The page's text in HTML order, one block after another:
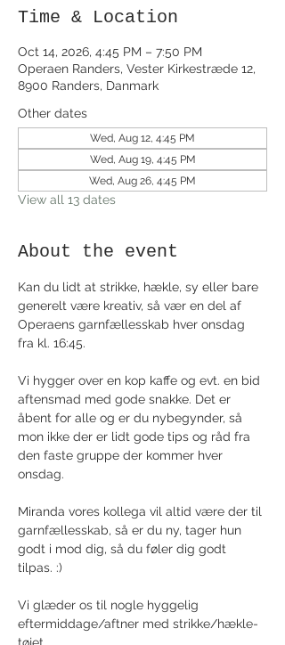
Time & Location
Oct 14, 2026, 4:45 PM – 7:50 PM
Operaen Randers, Vester Kirkestræde 12,
8900 Randers, Danmark
Other dates
Wed, Aug 12, 4:45 PM
Wed, Aug 19, 4:45 PM
Wed, Aug 26, 4:45 PM
View all 13 dates
About the event
Kan du lidt at strikke, hækle, sy eller bare
generelt være kreativ, så vær en del af
Operaens garnfællesskab hver onsdag
fra kl. 16:45.
Vi hygger over en kop kaffe og evt. en bid
aftensmad med gode snakke. Det er
åbent for alle og er du nybegynder, så
mon ikke der er lidt gode tips og råd fra
den faste gruppe der kommer hver
onsdag.
Miranda vores kollega vil altid være der til
garnfællesskab, så er du ny, tager hun
godt i mod dig, så du føler dig godt
tilpas. :)
Vi glæder os til nogle hyggelig
eftermiddage/aftner med strikke/hækle-